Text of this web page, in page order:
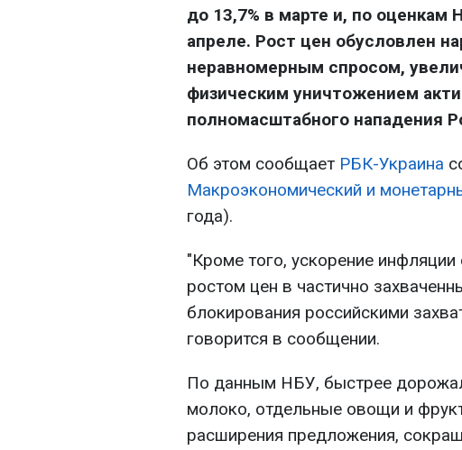
до 13,7% в марте и, по оценкам
апреле. Рост цен обусловлен
неравномерным спросом,
физическим уничтожением
полномасштабного нападения
Об этом сообщает РБК-Украина
Макроэкономический и
года).
"Кроме того, ускорение
ростом цен в частично
блокирования российскими
говорится в сообщении.
По данным НБУ, быстрее
молоко, отдельные овощи и
расширения предложения,